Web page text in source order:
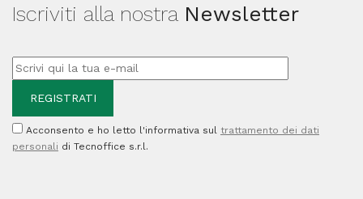
Iscriviti alla nostra Newsletter
Acconsento e ho letto l'informativa sul trattamento dei dati
personali di Tecnoffice s.r.l.